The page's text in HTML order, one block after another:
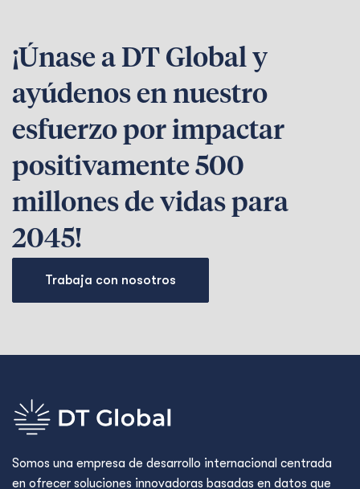
¡Únase a DT Global y
ayúdenos en nuestro
esfuerzo por impactar
positivamente 500
millones de vidas para
2045!
Trabaja con nosotros
Somos una empresa de desarrollo internacional centrada
en ofrecer soluciones innovadoras basadas en datos que